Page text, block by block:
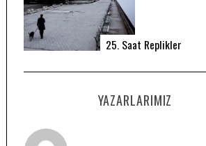
25. Saat Replikler
YAZARLARIMIZ